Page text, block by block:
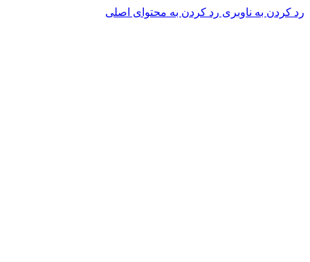
رد کردن به ناوبری رد کردن به محتوای اصلی